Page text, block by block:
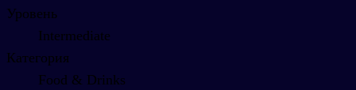
Уровень
Intermediate
Категория
Food & Drinks